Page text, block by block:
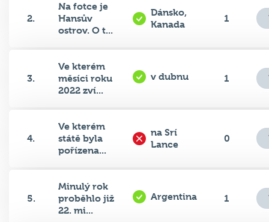
2.
Na fotce je
Hansův
ostrov. O t...
Dánsko,
Kanada
1
3.
Ve kterém
měsíci roku
2022 zví...
v dubnu 1
4.
Ve kterém
státě byla
pořízena...
na Srí
Lance
0
5.
Minulý rok
proběhlo již
22. mi...
Argentina 1